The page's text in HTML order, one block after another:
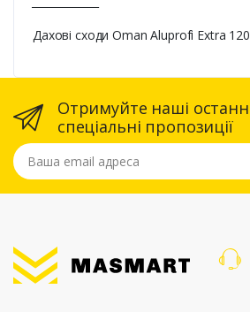
Дахові сходи Oman Aluprofi Extra
Отримуйте наші
спеціальні пропозиції
Ваша email адреса